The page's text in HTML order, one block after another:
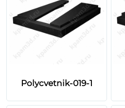
Polycvetnik-019-1